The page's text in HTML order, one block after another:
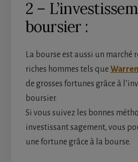
2 –
boursier :
La bourse est aussi un marché
riches hommes tels que
de grosses fortunes grâce à
boursier.
Si vous suivez les bonnes
investissant sagement, vous
une fortune grâce à la bourse.